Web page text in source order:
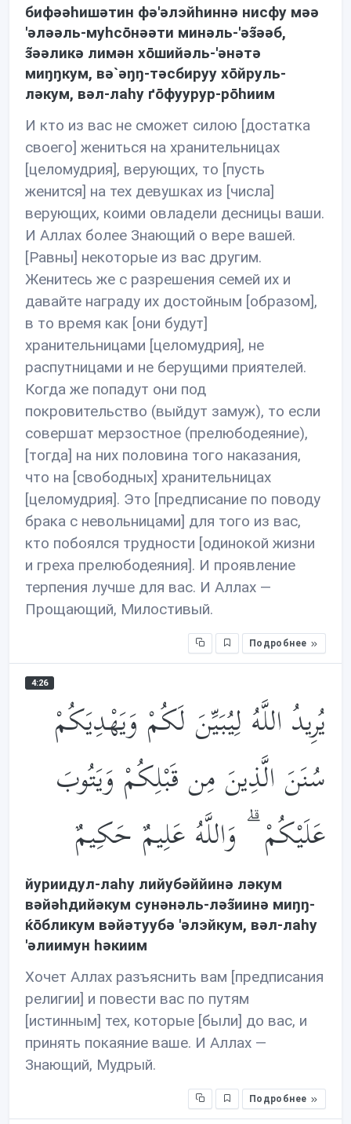
бифəəhишəтин фə'əлэйhиннə нисфу мəə
'əлəəль-муhсōнəəти минəль-'əз̃əəб,
з̃əəликə лимəн хōшийəль-'əнəтə
миŋŋкум, вə`əŋŋ-тəсбируу хōйруль-
лəкум, вəл-лаhу ґōфуурур-рōhиим
И кто из вас не сможет силою [достатка
своего] жениться на хранительницах
[целомудрия], верующих, то [пусть
женится] на тех девушках из [числа]
верующих, коими овладели десницы ваши.
И Аллах более Знающий о вере вашей.
[Равны] некоторые из вас другим.
Женитесь же с разрешения семей их и
давайте награду их достойным [образом],
в то время как [они будут]
хранительницами [целомудрия], не
распутницами и не берущими приятелей.
Когда же попадут они под
покровительство (выйдут замуж), то если
совершат мерзостное (прелюбодеяние),
[тогда] на них половина того наказания,
что на [свободных] хранительницах
[целомудрия]. Это [предписание по поводу
брака с невольницами] для того из вас,
кто побоялся трудности [одинокой жизни
и греха прелюбодеяния]. И проявление
терпения лучше для вас. И Аллах —
Прощающий, Милостивый.
Подробнее
4:26
يُرِيدُ اللَّهُ لِيُبَيِّنَ لَكُمْ وَيَهْدِيَكُمْ
سُنَنَ الَّذِينَ مِن قَبْلِكُمْ وَيَتُوبَ
عَلَيْكُمْ ۗ وَاللَّهُ عَلِيمٌ حَكِيمٌ
йуриидул-лаhу лийубəййинə лəкум
вəйəhдийəкум сунəнəль-лəз̃иинə миŋŋ-
ќōбликум вəйəтуубə 'əлэйкум, вəл-лаhу
'əлиимун həкиим
Хочет Аллах разъяснить вам [предписания
религии] и повести вас по путям
[истинным] тех, которые [были] до вас, и
принять покаяние ваше. И Аллах —
Знающий, Мудрый.
Подробнее